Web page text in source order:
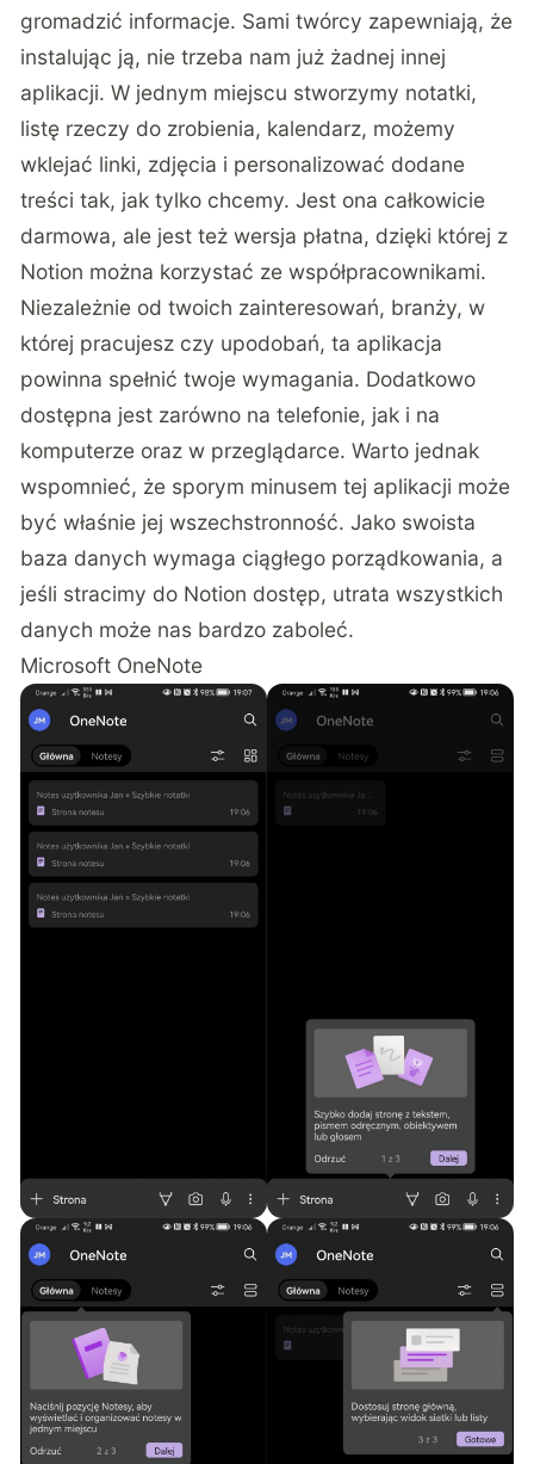
gromadzić informacje. Sami twórcy zapewniają, że
instalując ją, nie trzeba nam już żadnej innej
aplikacji. W jednym miejscu stworzymy notatki,
listę rzeczy do zrobienia, kalendarz, możemy
wklejać linki, zdjęcia i personalizować dodane
treści tak, jak tylko chcemy. Jest ona całkowicie
darmowa, ale jest też wersja płatna, dzięki której z
Notion można korzystać ze współpracownikami.
Niezależnie od twoich zainteresowań, branży, w
której pracujesz czy upodobań, ta aplikacja
powinna spełnić twoje wymagania. Dodatkowo
dostępna jest zarówno na telefonie, jak i na
komputerze oraz w przeglądarce. Warto jednak
wspomnieć, że sporym minusem tej aplikacji może
być właśnie jej wszechstronność. Jako swoista
baza danych wymaga ciągłego porządkowania, a
jeśli stracimy do Notion dostęp, utrata wszystkich
danych może nas bardzo zaboleć.
Microsoft OneNote